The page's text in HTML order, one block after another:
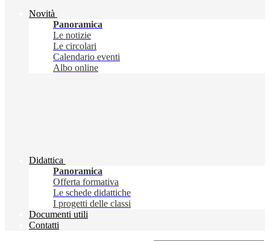
Novità
Panoramica
Le notizie
Le circolari
Calendario eventi
Albo online
Didattica
Panoramica
Offerta formativa
Le schede didattiche
I progetti delle classi
Documenti utili
Contatti